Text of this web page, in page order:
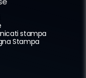
stampa
Stampa